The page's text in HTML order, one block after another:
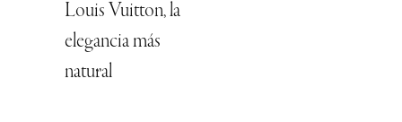
Louis Vuitton, la
elegancia más
natural